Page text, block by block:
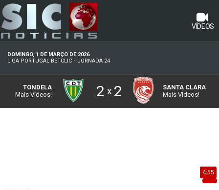
VÍDEOS
DOMINGO, 1 DE MARÇO DE 2026
LIGA PORTUGAL BETCLIC - JORNADA 24
TONDELA
Mais Vídeos!
2 x 2
SANTA CLARA
Mais Vídeos!
4:55